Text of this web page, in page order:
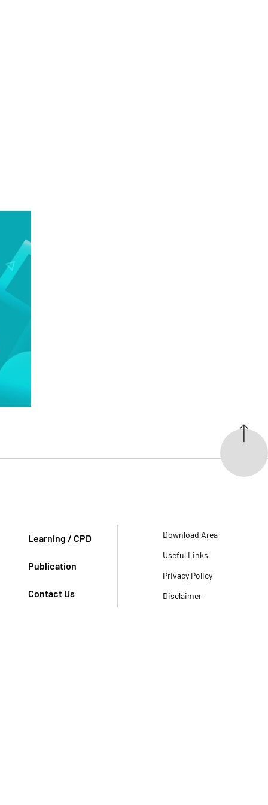
Learning / CPD
Publication
Contact Us
Download Area
Useful Links
Privacy Policy
Disclaimer